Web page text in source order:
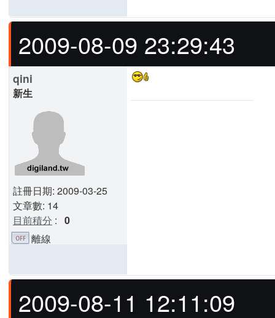
2009-08-09 23:29:43
qini
新生
註冊日期: 2009-03-25
文章數: 14
目前積分 : 0
離線
2009-08-11 12:11:09